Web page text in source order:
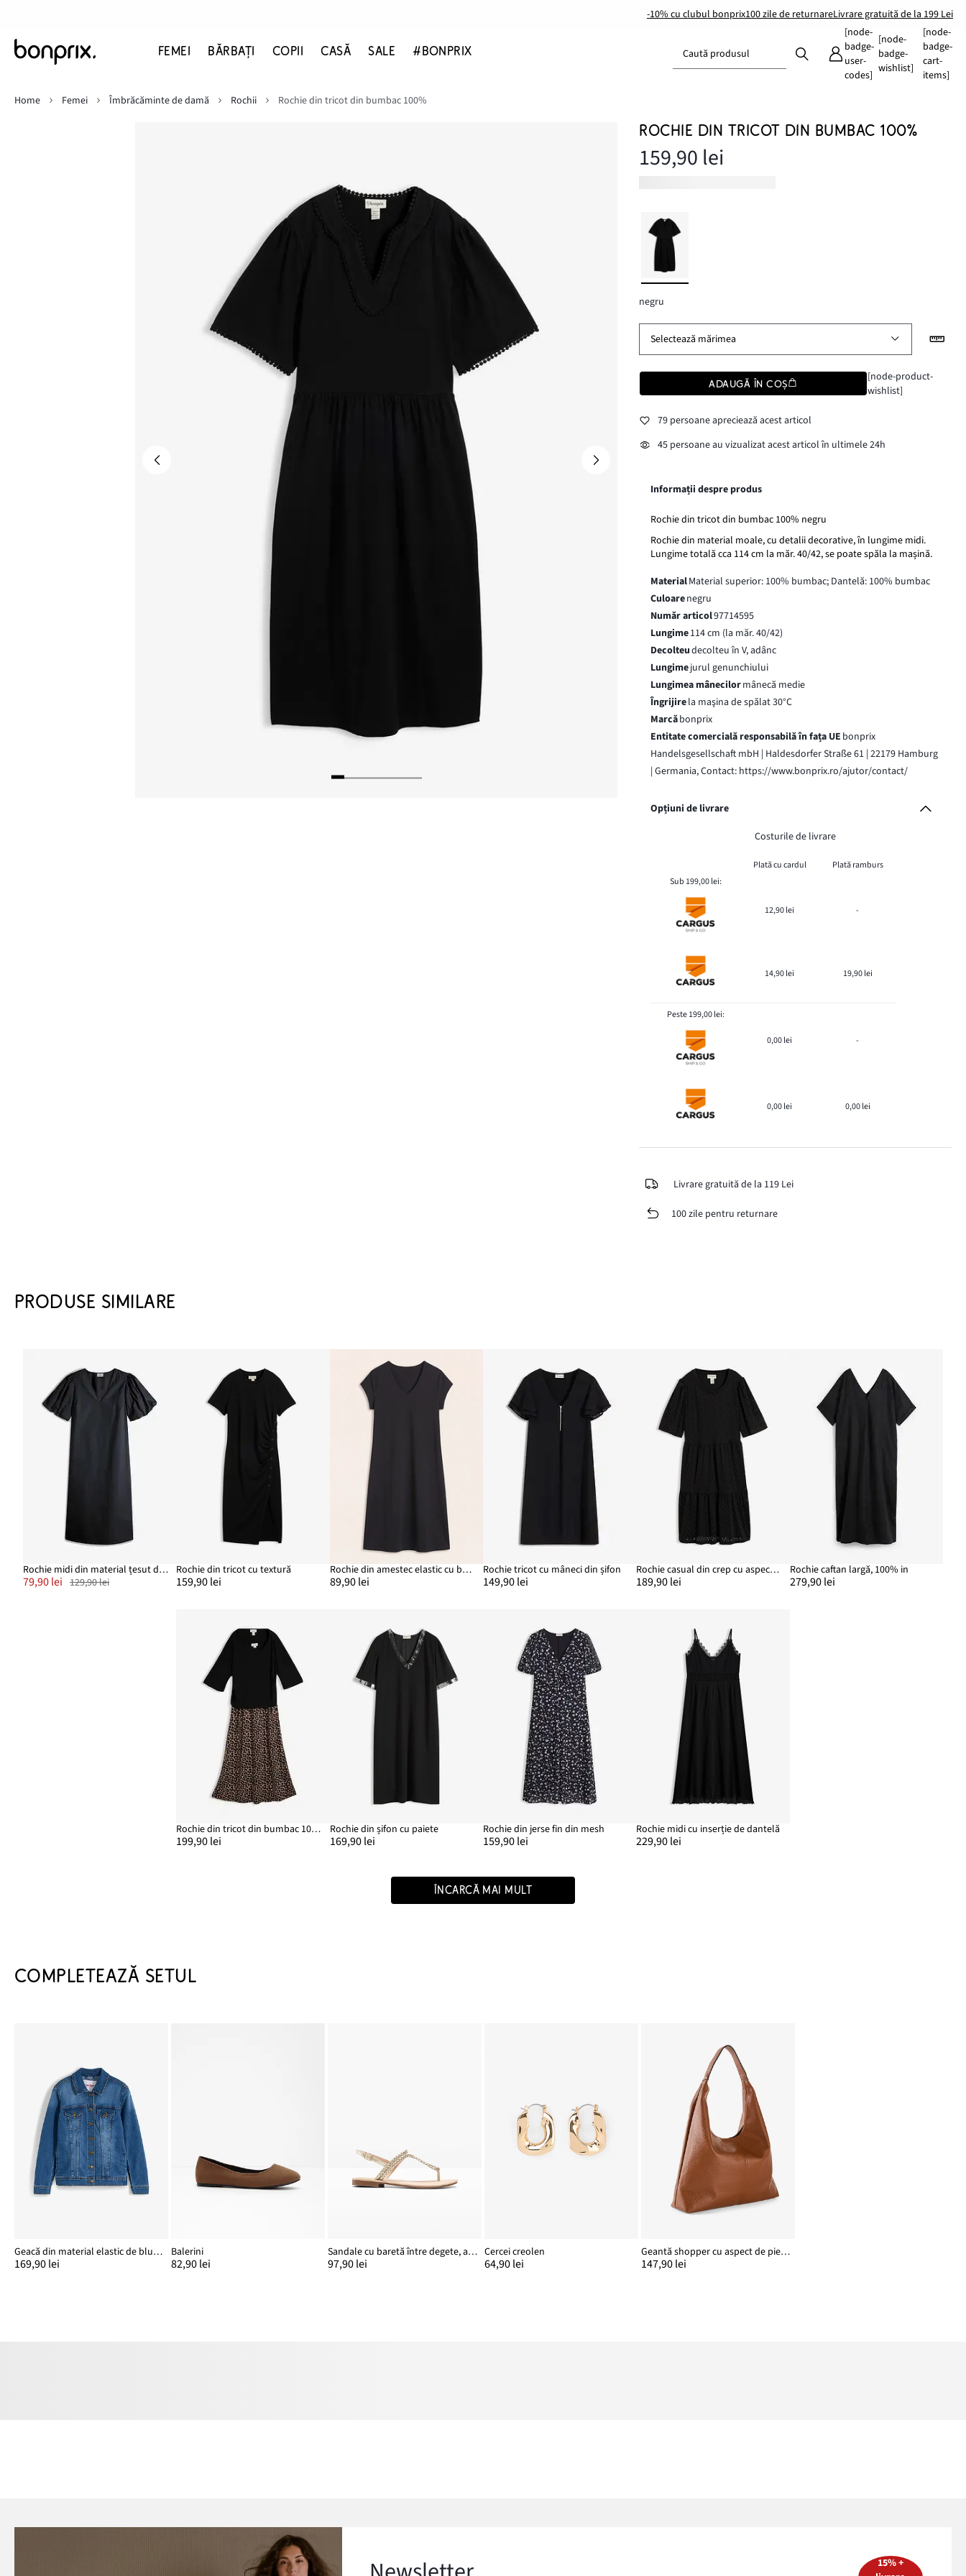
-10% cu clubul bonprix100 zile de returnareLivrare gratuită de la 199 Lei
FEMEI BĂRBAŢI COPII CASĂ SALE #BONPRIX Caută produsul
[node-
badge-
user-
codes]
[node-
badge-
wishlist]
[node-
badge-
cart-
items]
Home
Femei Îmbrăcăminte de damă Rochii Rochie din tricot din bumbac 100%
ROCHIE DIN TRICOT DIN BUMBAC 100%
159,90 lei
negru
Selectează mărimea
ADAUGĂ ÎN COȘ
[node-product-
wishlist]
79 persoane apreciează acest articol
45 persoane au vizualizat acest articol în ultimele 24h
Informații despre produs
Rochie din tricot din bumbac 100% negru
Rochie din material moale, cu detalii decorative, în lungime midi.
Lungime totală cca 114 cm la măr. 40/42, se poate spăla la mașină.
MaterialMaterial superior: 100% bumbac; Dantelă: 100% bumbac
Culoarenegru
Număr articol97714595
Lungime114 cm (la măr. 40/42)
Decolteudecolteu în V, adânc
Lungimejurul genunchiului
Lungimea mânecilormânecă medie
Îngrijirela maşina de spălat 30°C
Marcăbonprix
Entitate comercială responsabilă în fața UE bonprix
Handelsgesellschaft mbH | Haldesdorfer Straße 61 | 22179 Hamburg
| Germania, Contact: https://www.bonprix.ro/ajutor/contact/
Opțiuni de livrare
Costurile de livrare
Plată cu cardul
Plată ramburs
Sub 199,00 lei:
12,90 lei -
14,90 lei 19,90 lei
Peste 199,00 lei:
0,00 lei -
0,00 lei 0,00 lei
Livrare gratuită de la 119 Lei
100 zile pentru returnare
PRODUSE SIMILARE
Rochie midi din material țesut din bumbac organic
79,90 lei 129,90 lei
Rochie din tricot cu textură
159,90 lei
Rochie din amestec elastic cu bumbac
89,90 lei
Rochie tricot cu mâneci din șifon
149,90 lei
Rochie casual din crep cu aspect de scoarță, cu broderie spartă
189,90 lei
Rochie caftan largă, 100% in
279,90 lei
Rochie din tricot din bumbac 100%
199,90 lei
Rochie din șifon cu paiete
169,90 lei
Rochie din jerse fin din mesh
159,90 lei
Rochie midi cu inserție de dantelă
229,90 lei
ÎNCARCĂ MAI MULT
COMPLETEAZĂ SETUL
Geacă din material elastic de blugi, model basic
169,90 lei
Balerini
82,90 lei
Sandale cu baretă între degete, aspect împletit
97,90 lei
Cercei creolen
64,90 lei
Geantă shopper cu aspect de piele granulată
147,90 lei
15% +